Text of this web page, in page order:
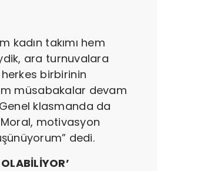
kadın takımı hem
ara turnuvalara
birbirinin
müsabakalar devam
klasmanda da
motivasyon
dedi.